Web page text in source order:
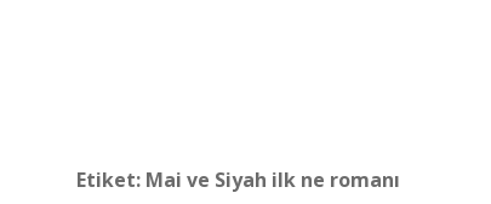
Etiket: Mai ve Siyah ilk ne romanı